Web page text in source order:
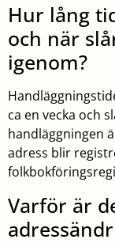
Hur lång
och när
igenom?
ca en vecka och
handläggningen
adress blir
Varför är